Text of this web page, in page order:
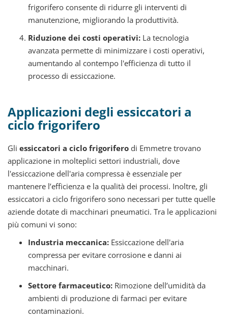
frigorifero consente di ridurre gli interventi di
manutenzione, migliorando la produttività.
Riduzione dei costi operativi: La tecnologia
avanzata permette di minimizzare i costi operativi,
aumentando al contempo l'efficienza di tutto il
processo di essiccazione.
Applicazioni degli essiccatori a
ciclo frigorifero
Gli essiccatori a ciclo frigorifero di Emmetre trovano
applicazione in molteplici settori industriali, dove
l'essiccazione dell'aria compressa è essenziale per
mantenere l’efficienza e la qualità dei processi. Inoltre, gli
essiccatori a ciclo frigorifero sono necessari per tutte quelle
aziende dotate di macchinari pneumatici. Tra le applicazioni
più comuni vi sono:
Industria meccanica: Essiccazione dell'aria
compressa per evitare corrosione e danni ai
macchinari.
Settore farmaceutico: Rimozione dell’umidità da
ambienti di produzione di farmaci per evitare
contaminazioni.